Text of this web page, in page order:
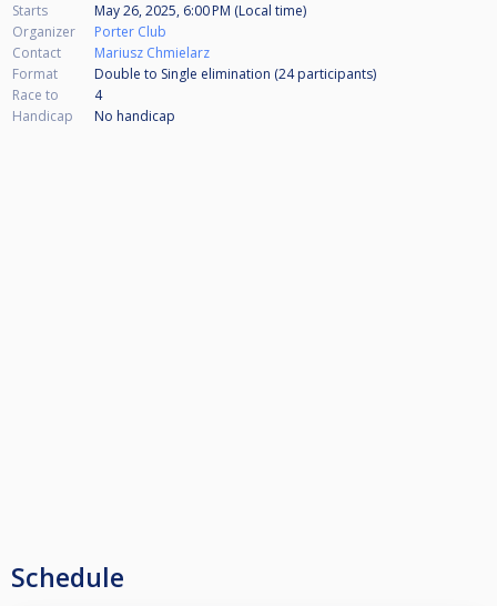
Starts
May 26, 2025, 6:00 PM (Local time)
Organizer
Porter Club
Contact
Mariusz Chmielarz
Format
Double to Single elimination (24participants)
Race to
4
Handicap
No handicap
Schedule